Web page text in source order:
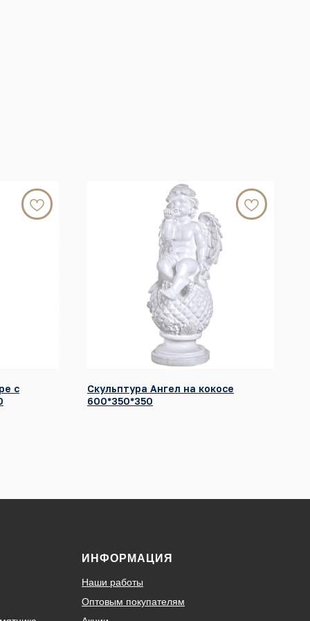
с
Скульптура Ангел на кокосе
600*350*350
ИНФОРМАЦИЯ
Наши работы
Оптовым покупателям